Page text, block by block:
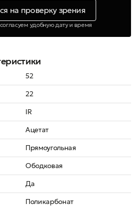
на проверку зрения
удобную дату и время
52
22
IR
Ацетат
Прямоугольная
Ободковая
Да
Поликарбонат